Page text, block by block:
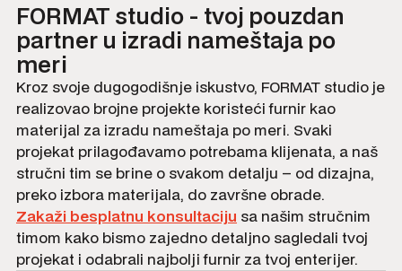
FORMAT studio - tvoj pouzdan
partner u izradi nameštaja po
meri
Kroz svoje dugogodišnje iskustvo, FORMAT studio je
realizovao brojne projekte koristeći furnir kao
materijal za izradu nameštaja po meri. Svaki
projekat prilagođavamo potrebama klijenata, a naš
stručni tim se brine o svakom detalju – od dizajna,
preko izbora materijala, do završne obrade.
Zakaži besplatnu konsultaciju sa našim stručnim
timom kako bismo zajedno detaljno sagledali tvoj
projekat i odabrali najbolji furnir za tvoj enterijer.